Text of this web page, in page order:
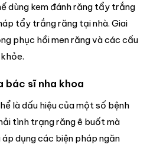
dùng kem đánh răng tẩy trắng
tẩy trắng răng tại nhà. Giai
phục hồi men răng và các cấu
bác sĩ nha khoa
là dấu hiệu của một số bệnh
tình trạng răng ê buốt mà
dụng các biện pháp ngăn